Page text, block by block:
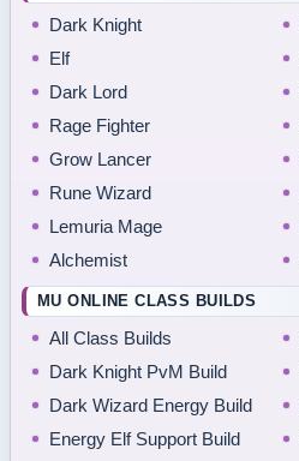
Dark Knight
Elf
Dark Lord
Rage Fighter
Grow Lancer
Rune Wizard
Lemuria Mage
Alchemist
MU ONLINE CLASS BUILDS
All Class Builds
Dark Knight PvM Build
Dark Wizard Energy Build
Energy Elf Support Build